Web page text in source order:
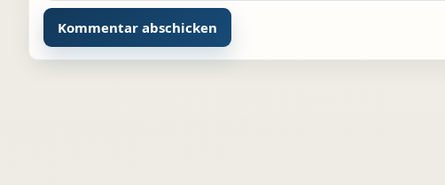
Alternative: